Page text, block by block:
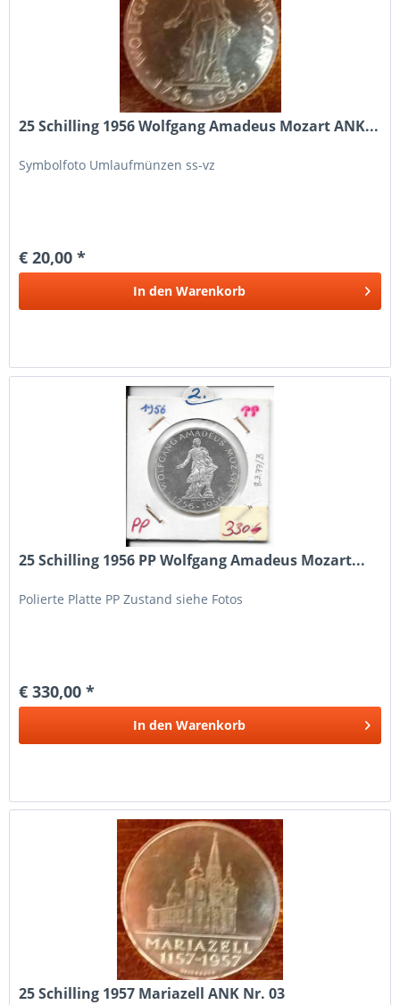
25 Schilling 1956 Wolfgang Amadeus Mozart ANK...
Symbolfoto Umlaufmünzen ss-vz
€ 20,00 *
In den Warenkorb
25 Schilling 1956 PP Wolfgang Amadeus Mozart...
Polierte Platte PP Zustand siehe Fotos
€ 330,00 *
In den Warenkorb
25 Schilling 1957 Mariazell ANK Nr. 03